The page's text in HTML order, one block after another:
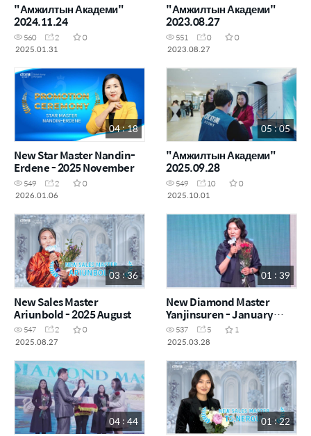
"Амжилтын Академи"
2024.11.24
560 2
0
2025.01.31
"Амжилтын Академи"
2023.08.27
551 0
0
2023.08.27
04 : 18
New Star Master Nandin-
Erdene - 2025 November
549 2
0
2026.01.06
05 : 05
"Амжилтын Академи"
2025.09.28
549 10
0
2025.10.01
03 : 36
New Sales Master
Ariunbold - 2025 August
547 2
0
2025.08.27
01 : 39
New Diamond Master
Yanjinsuren - January
2025
537 5
1
2025.03.28
04 : 44 01 : 22